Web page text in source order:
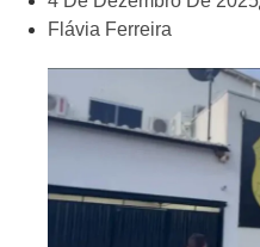
Flávia Ferreira